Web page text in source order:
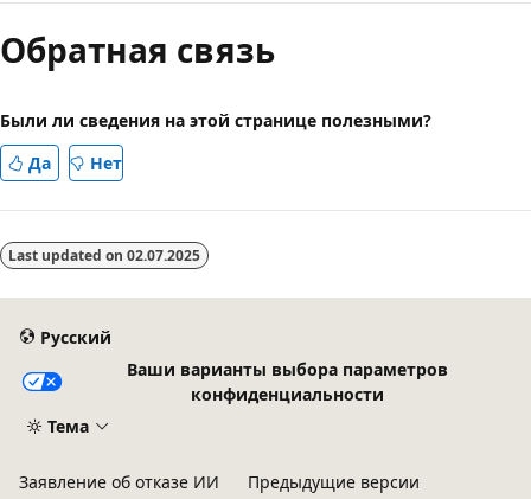
Обратная связь
Были ли сведения на этой странице полезными?
Да
Нет
Last updated on 02.07.2025
Русский
Ваши варианты выбора параметров
конфиденциальности
Тема
Заявление об отказе ИИ
Предыдущие версии